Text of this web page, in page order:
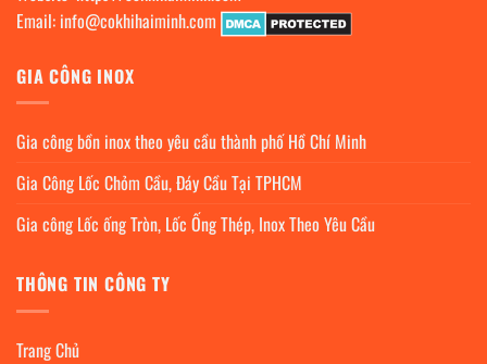
Email: info@cokhihaiminh.com
GIA CÔNG INOX
Gia công bồn inox theo yêu cầu thành phố Hồ Chí Minh
Gia Công Lốc Chỏm Cầu, Đáy Cầu Tại TPHCM
Gia công Lốc ống Tròn, Lốc Ống Thép, Inox Theo Yêu Cầu
THÔNG TIN CÔNG TY
Trang Chủ